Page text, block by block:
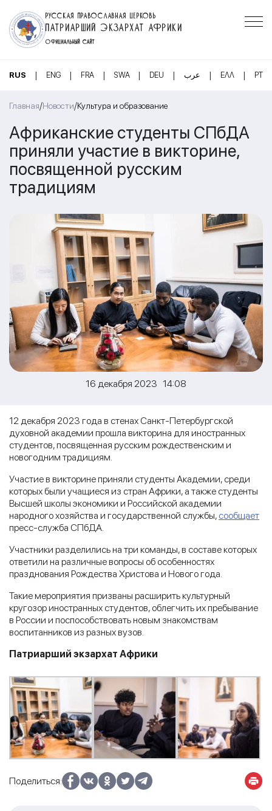
РУССКАЯ ПРАВОСЛАВНАЯ ЦЕРКОВЬ
ПАТРИАРШИЙ ЭКЗАРХАТ АФРИКИ
ОФИЦИАЛЬНЫЙ САЙТ
RUS | ENG | FRA | SWA | DEU | عرب | ΕΛΛ | PT
Главная/Новости/Культура и образование
Африканские студенты СПбДА
приняли участие в викторине,
посвященной русским
традициям
16 декабря 2023 14:08
12 декабря 2023 года в стенах Санкт-Петербургской
духовной академии прошла викторина для иностранных
студентов, посвященная русским рождественским и
новогодним традициям.
Участие в викторине приняли студенты Академии, среди
которых были учащиеся из стран Африки, а также студенты
Высшей школы экономики и Российской академии
народного хозяйства и государственной службы, сообщает
пресс-служба СПбДА.
Участники разделились на три команды, в составе которых
ответили на различные вопросы об особенностях
празднования Рождества Христова и Нового года.
Такие мероприятия призваны расширить культурный
кругозор иностранных студентов, облегчить их пребывание
в России и поспособствовать новым знакомствам
воспитанников из разных вузов.
Патриарший экзархат Африки
Поделиться: